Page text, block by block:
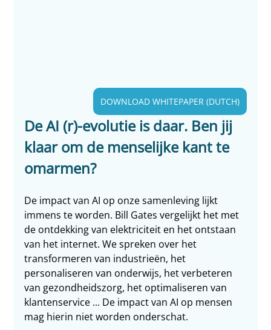
DOWNLOAD WHITEPAPER (DUTCH)
De AI (r)-evolutie is daar. Ben jij
klaar om de menselijke kant te
omarmen?
De impact van AI op onze samenleving lijkt
immens te worden. Bill Gates vergelijkt het met
de ontdekking van elektriciteit en het ontstaan
van het internet. We spreken over het
transformeren van industrieën, het
personaliseren van onderwijs, het verbeteren
van gezondheidszorg, het optimaliseren van
klantenservice ... De impact van AI op mensen
mag hierin niet worden onderschat.